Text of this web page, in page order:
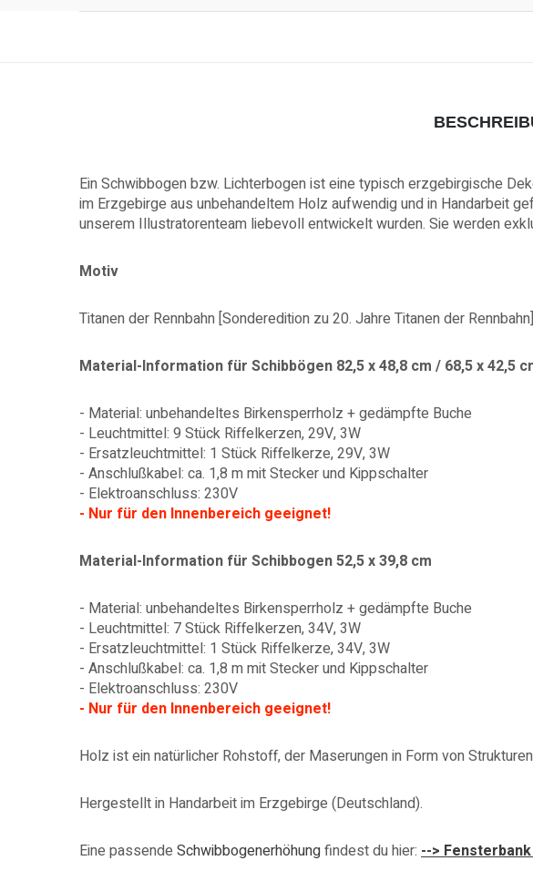
Ein Schwibbogen bzw. Lichterbogen ist eine typisch erzgebirgische
im Erzgebirge aus unbehandeltem Holz aufwendig und in Handarbeit
unserem Illustratorenteam liebevoll entwickelt wurden. Sie werden
Motiv
Titanen der Rennbahn [Sonderedition zu 20. Jahre Titanen der Rennbahn]
Material-Information für Schibbögen 82,5 x 48,8 cm / 68,5 x 42,5
- Material: unbehandeltes Birkensperrholz + gedämpfte Buche
- Leuchtmittel: 9 Stück Riffelkerzen, 29V, 3W
- Ersatzleuchtmittel: 1 Stück Riffelkerze, 29V, 3W
- Anschlußkabel: ca. 1,8 m mit Stecker und Kippschalter
- Elektroanschluss: 230V
- Nur für den Innenbereich geeignet!
Material-Information für Schibbogen 52,5 x 39,8 cm
- Material: unbehandeltes Birkensperrholz + gedämpfte Buche
- Leuchtmittel: 7 Stück Riffelkerzen, 34V, 3W
- Ersatzleuchtmittel: 1 Stück Riffelkerze, 34V, 3W
- Anschlußkabel: ca. 1,8 m mit Stecker und Kippschalter
- Elektroanschluss: 230V
- Nur für den Innenbereich geeignet!
Holz ist ein natürlicher Rohstoff, der Maserungen in Form von
Hergestellt in Handarbeit im Erzgebirge (Deutschland).
Eine passende Schwibbogenerhöhungfindest du hier: -->